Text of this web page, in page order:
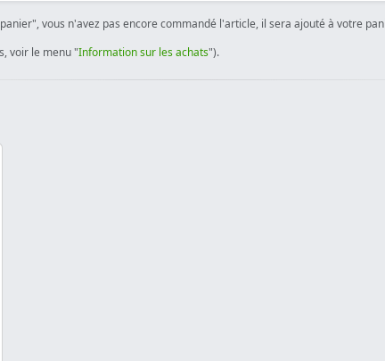
vous n'avez pas encore commandé l'article, il sera ajouté à votre
voir le menu "Information sur les achats").